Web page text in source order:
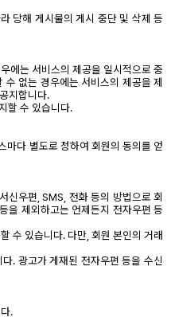
당해 게시물의 게시 중단 및 삭제 등
에는 서비스의 제공을 일시적으로 중
없는 경우에는 서비스의 제공을 제
지합니다.
할 수 있습니다.
마다 별도로 정하여 회원의 동의를 얻
신우편, SMS, 전화 등의 방법으로 회
을 제외하고는 언제든지 전자우편 등
수 있습니다. 다만, 회원 본인의 거래
. 광고가 게재된 전자우편 등을 수신
.